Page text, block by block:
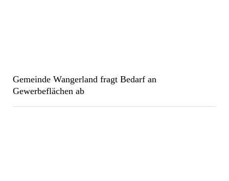
Gemeinde Wangerland fragt Bedarf an
Gewerbeflächen ab